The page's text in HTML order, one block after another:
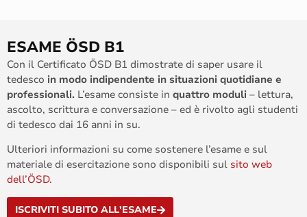
ESAME ÖSD B1
Con il Certificato ÖSD B1 dimostrate di saper usare il
tedesco in modo indipendente in situazioni quotidiane e
professionali. L’esame consiste in quattro moduli – lettura,
ascolto, scrittura e conversazione – ed è rivolto agli studenti
di tedesco dai 16 anni in su.
Ulteriori informazioni su come sostenere l’esame e sul
materiale di esercitazione sono disponibili sul sito web
dell’ÖSD.
ISCRIVITI SUBITO ALL'ESAME